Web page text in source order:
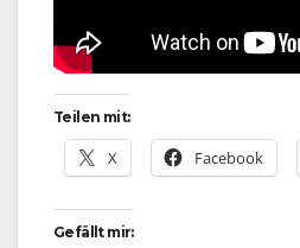
Teilen mit:
X Facebook
Gefällt mir: